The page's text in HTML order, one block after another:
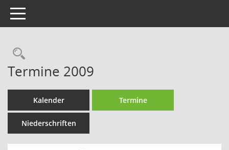
Toggle navigation
Termine 2009
Kalender Termine
Niederschriften